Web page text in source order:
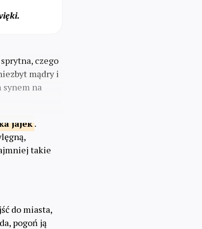
czego
mądry i
synem na
jajek .
takie
do miasta,
pogoń ją